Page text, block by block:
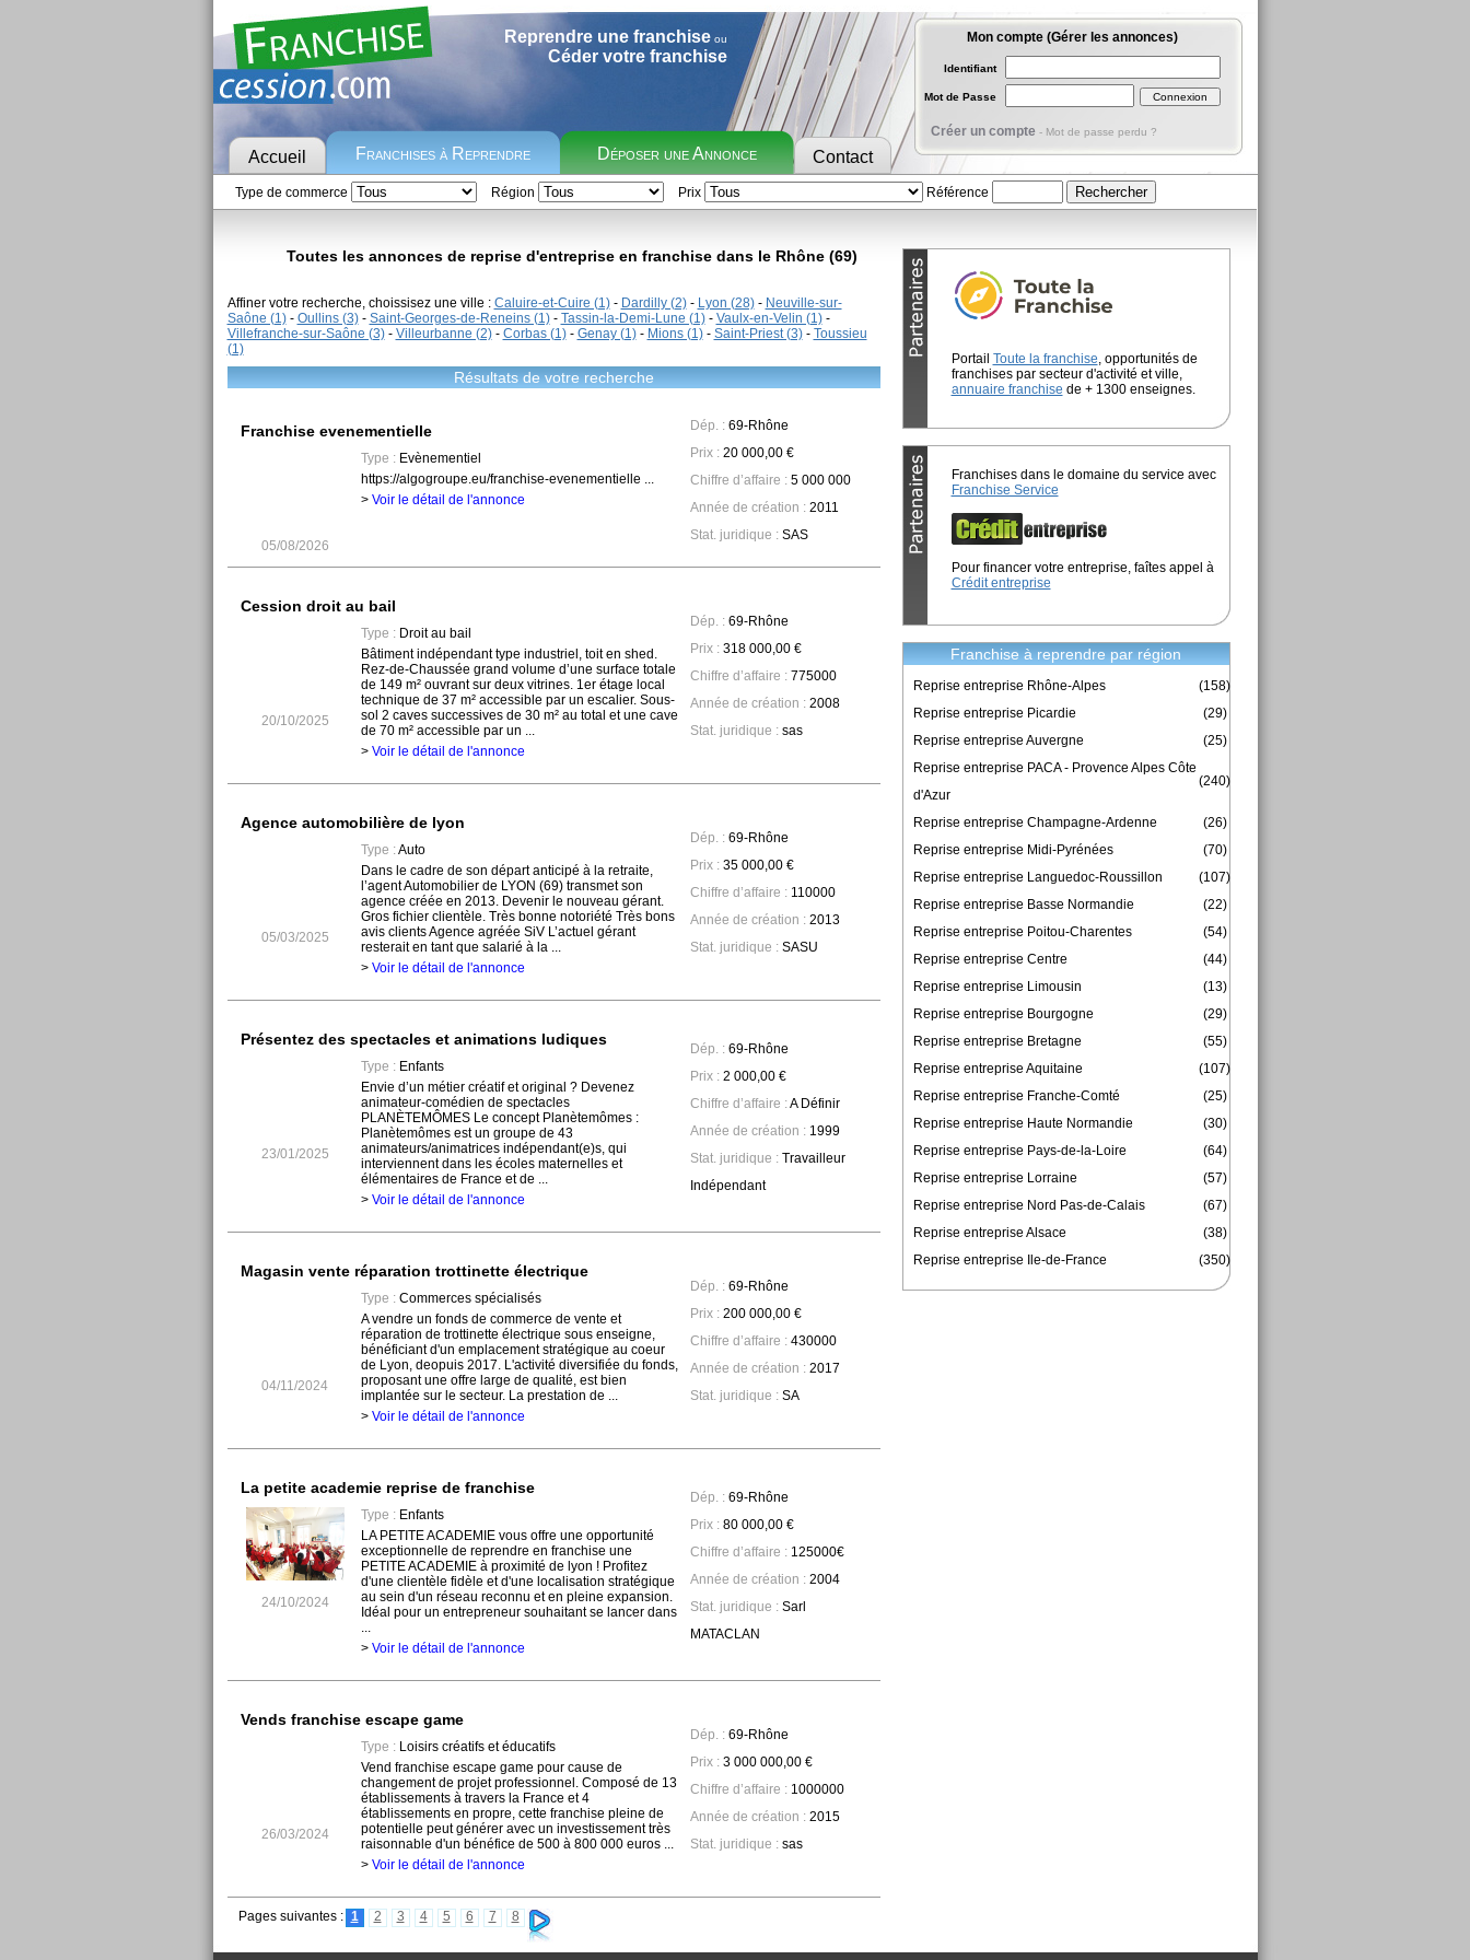
Reprendre une franchiseou
Céder votre franchise
Accueil Franchises à Reprendre Déposer une Annonce Contact
Mon compte (Gérer les annonces)
Identifiant
Mot de Passe
Créer un compte - Mot de passe perdu ?
Type de commerce Région Prix Référence
Toutes les annonces de reprise d'entreprise en franchise dans le Rhône (69)
Affiner votre recherche, choissisez une ville : Caluire-et-Cuire (1)- Dardilly (2)- Lyon (28)- Neuville-sur-
Saône (1)- Oullins (3)- Saint-Georges-de-Reneins (1)- Tassin-la-Demi-Lune (1)- Vaulx-en-Velin (1)-
Villefranche-sur-Saône (3)- Villeurbanne (2)- Corbas (1)- Genay (1)- Mions (1)- Saint-Priest (3)- Toussieu
(1)
Résultats de votre recherche
Franchise evenementielle Dép. :69-Rhône
Prix :20 000,00 €
Chiffre d’affaire :5 000 000
Année de création :2011
Stat. juridique :SAS
05/08/2026
Type :Evènementiel
https://algogroupe.eu/franchise-evenementielle ...
> Voir le détail de l'annonce
Cession droit au bail
Dép. :69-Rhône
Prix :318 000,00 €
Chiffre d’affaire :775000
Année de création :2008
Stat. juridique :sas
20/10/2025
Type :Droit au bail
Bâtiment indépendant type industriel, toit en shed.
Rez-de-Chaussée grand volume d’une surface totale
de 149 m² ouvrant sur deux vitrines. 1er étage local
technique de 37 m² accessible par un escalier. Sous-
sol 2 caves successives de 30 m² au total et une cave
de 70 m² accessible par un ...
> Voir le détail de l'annonce
Agence automobilière de lyon
Dép. :69-Rhône
Prix :35 000,00 €
Chiffre d’affaire :110000
Année de création :2013
Stat. juridique :SASU
05/03/2025
Type :Auto
Dans le cadre de son départ anticipé à la retraite,
l’agent Automobilier de LYON (69) transmet son
agence créée en 2013. Devenir le nouveau gérant.
Gros fichier clientèle. Très bonne notoriété Très bons
avis clients Agence agréée SiV L’actuel gérant
resterait en tant que salarié à la ...
> Voir le détail de l'annonce
Présentez des spectacles et animations ludiques
Dép. :69-Rhône
Prix :2 000,00 €
Chiffre d’affaire :A Définir
Année de création :1999
Stat. juridique :Travailleur
Indépendant
23/01/2025
Type :Enfants
Envie d’un métier créatif et original ? Devenez
animateur-comédien de spectacles
PLANÈTEMÔMES Le concept Planètemômes :
Planètemômes est un groupe de 43
animateurs/animatrices indépendant(e)s, qui
interviennent dans les écoles maternelles et
élémentaires de France et de ...
> Voir le détail de l'annonce
Magasin vente réparation trottinette électrique
Dép. :69-Rhône
Prix :200 000,00 €
Chiffre d’affaire :430000
Année de création :2017
Stat. juridique :SA
04/11/2024
Type :Commerces spécialisés
A vendre un fonds de commerce de vente et
réparation de trottinette électrique sous enseigne,
bénéficiant d'un emplacement stratégique au coeur
de Lyon, deopuis 2017. L'activité diversifiée du fonds,
proposant une offre large de qualité, est bien
implantée sur le secteur. La prestation de ...
> Voir le détail de l'annonce
La petite academie reprise de franchise
Dép. :69-Rhône
Prix :80 000,00 €
Chiffre d’affaire :125000€
Année de création :2004
Stat. juridique :Sarl
MATACLAN
24/10/2024
Type :Enfants
LA PETITE ACADEMIE vous offre une opportunité
exceptionnelle de reprendre en franchise une
PETITE ACADEMIE à proximité de lyon ! Profitez
d'une clientèle fidèle et d'une localisation stratégique
au sein d'un réseau reconnu et en pleine expansion.
Idéal pour un entrepreneur souhaitant se lancer dans
...
> Voir le détail de l'annonce
Vends franchise escape game
Dép. :69-Rhône
Prix :3 000 000,00 €
Chiffre d’affaire :1000000
Année de création :2015
Stat. juridique :sas
26/03/2024
Type :Loisirs créatifs et éducatifs
Vend franchise escape game pour cause de
changement de projet professionnel. Composé de 13
établissements à travers la France et 4
établissements en propre, cette franchise pleine de
potentielle peut générer avec un investissement très
raisonnable d'un bénéfice de 500 à 800 000 euros ...
> Voir le détail de l'annonce
Pages suivantes : 1 2 3 4 5 6 7 8
Portail Toute la franchise, opportunités de
franchises par secteur d'activité et ville,
annuaire franchise de + 1300 enseignes.
Franchises dans le domaine du service avec
Franchise Service
Pour financer votre entreprise, faîtes appel à
Crédit entreprise
Franchise à reprendre par région
Reprise entreprise Rhône-Alpes
(158)
Reprise entreprise Picardie
(29)
Reprise entreprise Auvergne
(25)
Reprise entreprise PACA - Provence Alpes Côte
d'Azur
(240)
Reprise entreprise Champagne-Ardenne
(26)
Reprise entreprise Midi-Pyrénées
(70)
Reprise entreprise Languedoc-Roussillon
(107)
Reprise entreprise Basse Normandie
(22)
Reprise entreprise Poitou-Charentes
(54)
Reprise entreprise Centre
(44)
Reprise entreprise Limousin
(13)
Reprise entreprise Bourgogne
(29)
Reprise entreprise Bretagne
(55)
Reprise entreprise Aquitaine
(107)
Reprise entreprise Franche-Comté
(25)
Reprise entreprise Haute Normandie
(30)
Reprise entreprise Pays-de-la-Loire
(64)
Reprise entreprise Lorraine
(57)
Reprise entreprise Nord Pas-de-Calais
(67)
Reprise entreprise Alsace
(38)
Reprise entreprise Ile-de-France
(350)